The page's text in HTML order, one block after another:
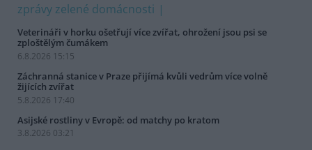
zprávy zelené domácnosti
Veterináři v horku ošetřují více zvířat, ohrožení jsou psi se
zploštělým čumákem
6.8.2026 15:15
Záchranná stanice v Praze přijímá kvůli vedrům více volně
žijících zvířat
5.8.2026 17:40
Asijské rostliny v Evropě: od matchy po kratom
3.8.2026 03:21